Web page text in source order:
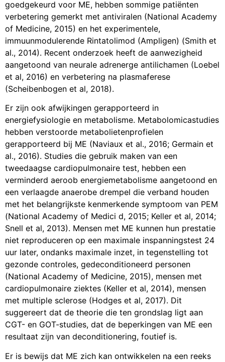
goedgekeurd voor ME, hebben sommige patiënten
verbetering gemerkt met antiviralen (National Academy
of Medicine, 2015) en het experimentele,
immuunmodulerende Rintatolimod (Ampligen) (Smith et
al., 2014). Recent onderzoek heeft de aanwezigheid
aangetoond van neurale adrenerge antilichamen (Loebel
et al, 2016) en verbetering na plasmaferese
(Scheibenbogen et al, 2018).
Er zijn ook afwijkingen gerapporteerd in
energiefysiologie en metabolisme. Metabolomicastudies
hebben verstoorde metabolietenprofielen
gerapporteerd bij ME (Naviaux et al., 2016; Germain et
al., 2016). Studies die gebruik maken van een
tweedaagse cardiopulmonaire test, hebben een
verminderd aeroob energiemetabolisme aangetoond en
een verlaagde anaerobe drempel die verband houden
met het belangrijkste kenmerkende symptoom van PEM
(National Academy of Medici d, 2015; Keller et al, 2014;
Snell et al, 2013). Mensen met ME kunnen hun prestatie
niet reproduceren op een maximale inspanningstest 24
uur later, ondanks maximale inzet, in tegenstelling tot
gezonde controles, gedeconditioneerd personen
(National Academy of Medicine, 2015), mensen met
cardiopulmonaire ziektes (Keller et al, 2014), mensen
met multiple sclerose (Hodges et al, 2017). Dit
suggereert dat de theorie die ten grondslag ligt aan
CGT- en GOT-studies, dat de beperkingen van ME een
resultaat zijn van deconditionering, foutief is.
Er is bewijs dat ME zich kan ontwikkelen na een reeks